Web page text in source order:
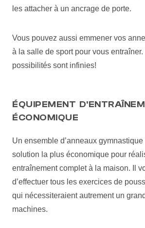
les attacher à un ancrage de porte.
Vous pouvez aussi emmener vos
à la salle de sport pour vous entraîner.
possibilités sont infinies!
ÉQUIPEMENT
ÉCONOMIQUE
Un ensemble d’anneaux gymnastique
solution la plus économique pour
entraînement complet à la maison. Il
d’effectuer tous les exercices de
qui nécessiteraient autrement un
machines.